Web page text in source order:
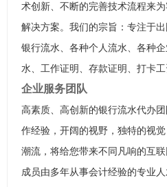
术创新、不断的完善技术流程来
解决方案。我们的宗旨：专注于
银行流水、各种个人流水、各种
水、工作证明、存款证明、打卡工
企业服务团队
高素质、高创新的银行流水代办
作经验，开阔的视野，独特的视
潮流，将给您带来不同凡响的互
成员由多年从事会计经验的专业